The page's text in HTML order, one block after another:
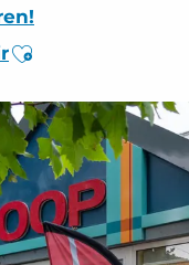
- ES
(Châtelaillon-
Ajouter aux favoris